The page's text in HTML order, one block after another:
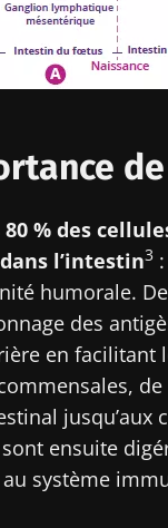
% des
l’intestin3
humorale.
des
en facilitant
jusqu’aux
ensuite
système